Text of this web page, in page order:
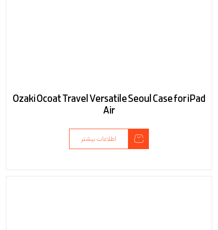
Ozaki Ocoat Travel Versatile Seoul Case for iPad
Air
اطلاعات بیشتر